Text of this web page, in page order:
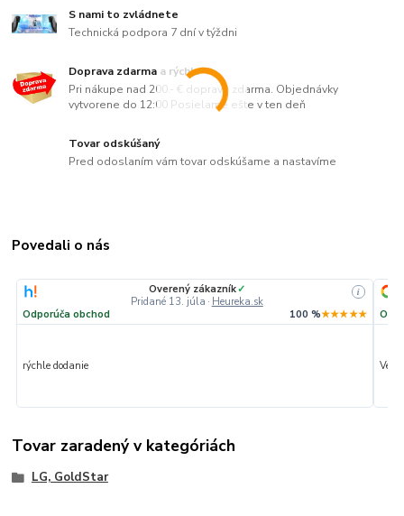
S nami to zvládnete
Technická podpora 7 dní v týždni
Doprava zdarma a rýchlo
Pri nákupe nad 200.- € doprava zdarma. Objednávky
vytvorene do 12:00 Posielame ešte v ten deň
Tovar odskúšaný
Pred odoslaním vám tovar odskúšame a nastavíme
Povedali o nás
Overený zákazník✓
Pridané 13. júla · Heureka.sk
i
Odporúča obchod 100 %★★★★★
rýchle dodanie
Tovar zaradený v kategóriách
LG, GoldStar